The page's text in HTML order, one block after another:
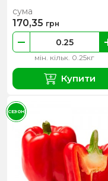
мін. кільк. 0.25кг
сума
170,35 грн
Купити
СЕЗОН